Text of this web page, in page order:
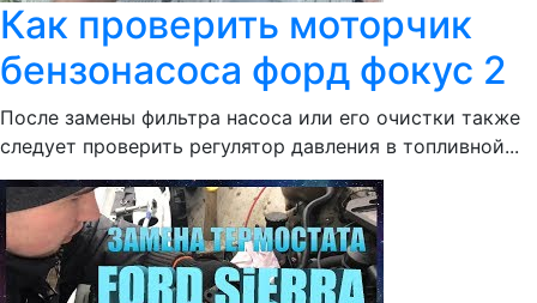
Как проверить моторчик
бензонасоса форд фокус 2
После замены фильтра насоса или его очистки также
следует проверить регулятор давления в топливной...